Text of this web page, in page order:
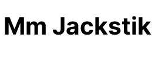
Mm Jackstik